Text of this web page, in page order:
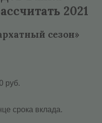
2021
сезон»
руб.
срока вклада.